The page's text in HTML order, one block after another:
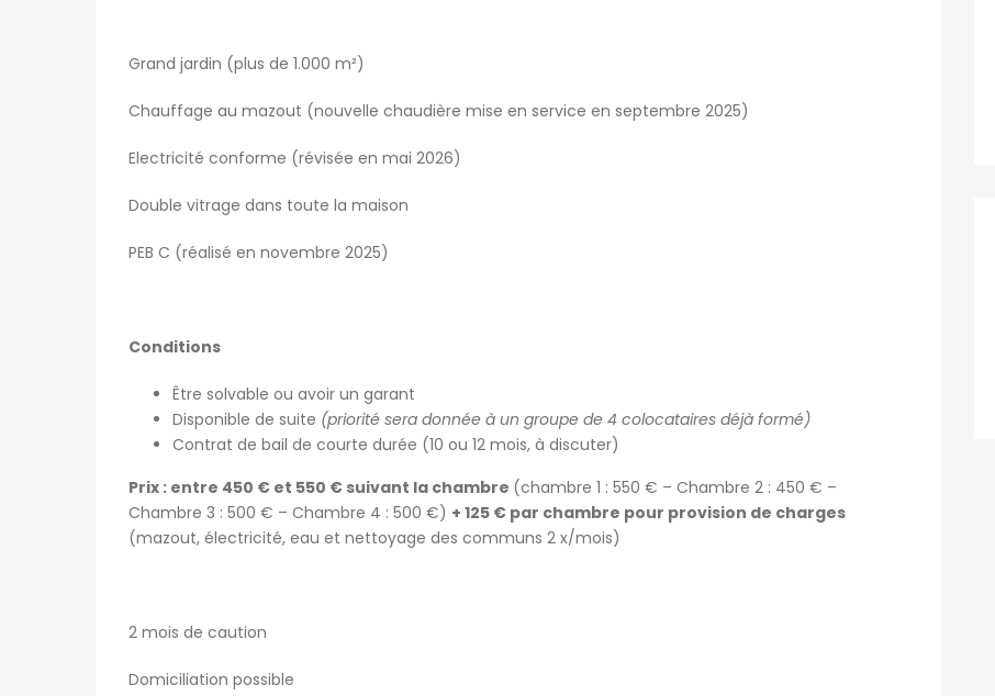
Grand jardin (plus de 1.000 m²)
Chauffage au mazout (nouvelle chaudière mise en service en septembre 2025)
Electricité conforme (révisée en mai 2026)
Double vitrage dans toute la maison
PEB C (réalisé en novembre 2025)
Conditions
Être solvable ou avoir un garant
Disponible de suite (priorité sera donnée à un groupe de 4 colocataires déjà formé)
Contrat de bail de courte durée (10 ou 12 mois, à discuter)
Prix : entre 450 € et 550 € suivant la chambre (chambre 1 : 550 € – Chambre 2 : 450 € –
Chambre 3 : 500 € – Chambre 4 : 500 €) + 125 € par chambre pour provision de charges
(mazout, électricité, eau et nettoyage des communs 2 x/mois)
2 mois de caution
Domiciliation possible